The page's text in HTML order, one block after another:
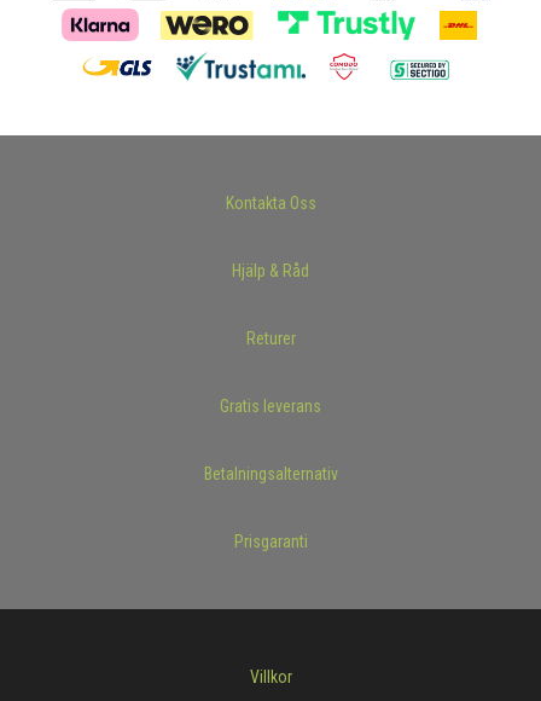
Kontakta Oss
Hjälp & Råd
Returer
Gratis leverans
Betalningsalternativ
Prisgaranti
Villkor